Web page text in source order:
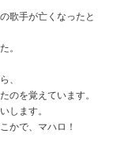
歌手が亡くなったと
。
、
のを覚えています。
します。
かで、マハロ！